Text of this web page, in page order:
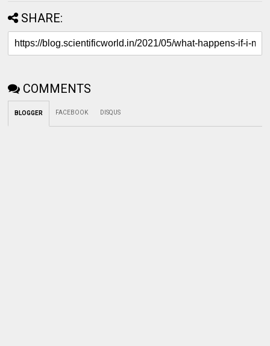
SHARE:
COMMENTS
BLOGGER FACEBOOK DISQUS